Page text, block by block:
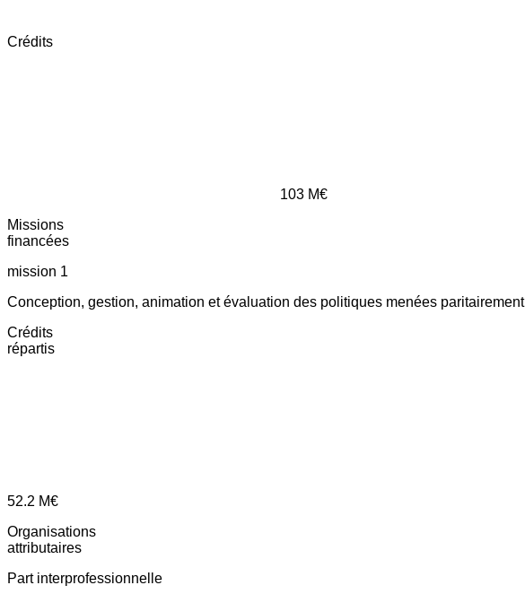
Crédits
103 M€
Missions
financées
mission 1
Conception, gestion, animation et évaluation des politiques menées paritairement
Crédits
répartis
52.2 M€
Organisations
attributaires
Part interprofessionnelle